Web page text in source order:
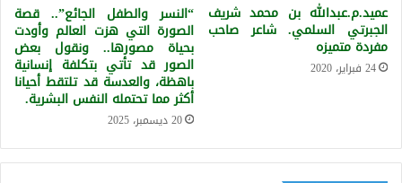
عميد.م.عبدالله بن محمد شريف
الجبرتي السلمي. شاعر صاحب
مفردة متميزه
24 فبراير، 2020
“النسر والطفل الجائع”.. قصة
الصورة التي هزت العالم وأودت
بحياة مصورها.. ونقول بعض
الصور قد تأتي بتكلفة إنسانية
باهظة، والعدسة قد تلتقط أحيانا
أكثر مما تحتمله النفس البشرية.
20 ديسمبر، 2025